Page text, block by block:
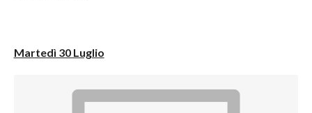
Martedì 30 Luglio